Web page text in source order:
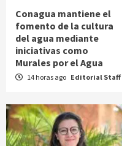
Conagua mantiene el
fomento de la cultura
del agua mediante
iniciativas como
Murales por el Agua
14 horas ago Editorial Staff